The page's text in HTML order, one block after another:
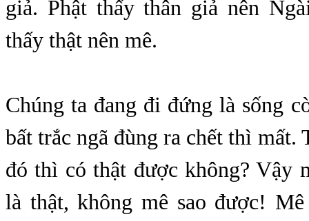
giả. Phật thấy thân giả nên
thấy thật nên mê.
Chúng ta đang đi đứng là sống
bất trắc ngã đùng ra chết thì mất.
đó thì có thật được không? Vậy
là thật, không mê sao được!